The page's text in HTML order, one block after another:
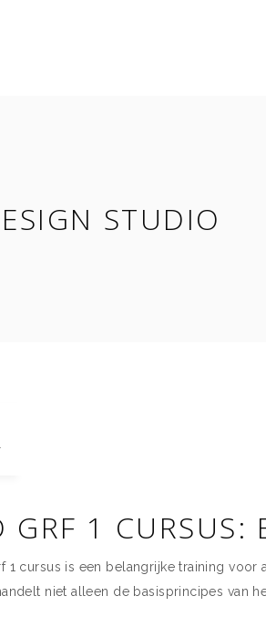
STUDIO
GRF 1 CURSUS:
1 cursus is een belangrijke training
niet alleen de basisprincipes van